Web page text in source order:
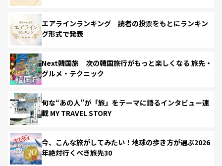
エアラインランキング 読者の投票をもとにランキン
グ形式で発表
Next韓国旅 次の韓国旅行がもっと楽しくなる 旅先・
グルメ・テクニック
旬な“あの人”が「旅」をテーマに語るインタビュー連
載 MY TRAVEL STORY
今、こんな旅がしてみたい！地球の歩き方が選ぶ2026
年絶対行くべき旅先30